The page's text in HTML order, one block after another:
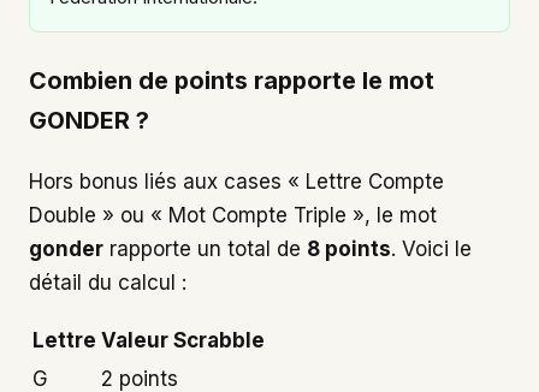
Combien de points rapporte le mot
GONDER ?
Hors bonus liés aux cases « Lettre Compte
Double » ou « Mot Compte Triple », le mot
gonder rapporte un total de 8 points. Voici le
détail du calcul :
Lettre Valeur Scrabble
G
2 points